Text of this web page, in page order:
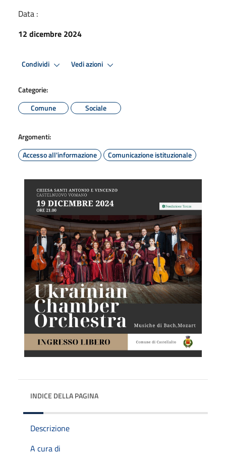
Data :
12 dicembre 2024
Condividi Vedi azioni
Categorie:
Comune
Sociale
Argomenti:
Accesso all'informazione
Comunicazione istituzionale
INDICE DELLA PAGINA
Descrizione
A cura di